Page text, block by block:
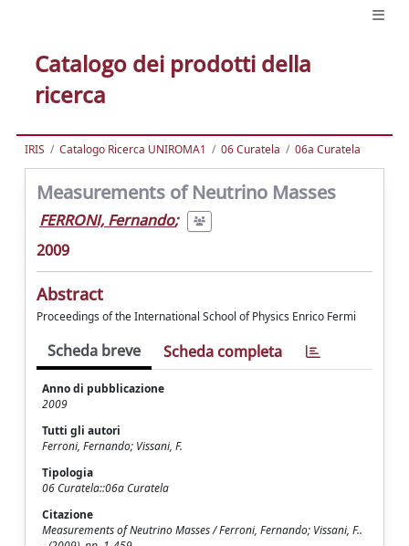
Catalogo dei prodotti della
ricerca
IRIS Catalogo Ricerca UNIROMA1 06 Curatela 06a Curatela
Measurements of Neutrino Masses
FERRONI, Fernando;
2009
Abstract
Proceedings of the International School of Physics Enrico Fermi
Scheda breve Scheda completa
Anno di pubblicazione
2009
Tutti gli autori
Ferroni, Fernando; Vissani, F.
Tipologia
06 Curatela::06a Curatela
Citazione
Measurements of Neutrino Masses / Ferroni, Fernando; Vissani, F..